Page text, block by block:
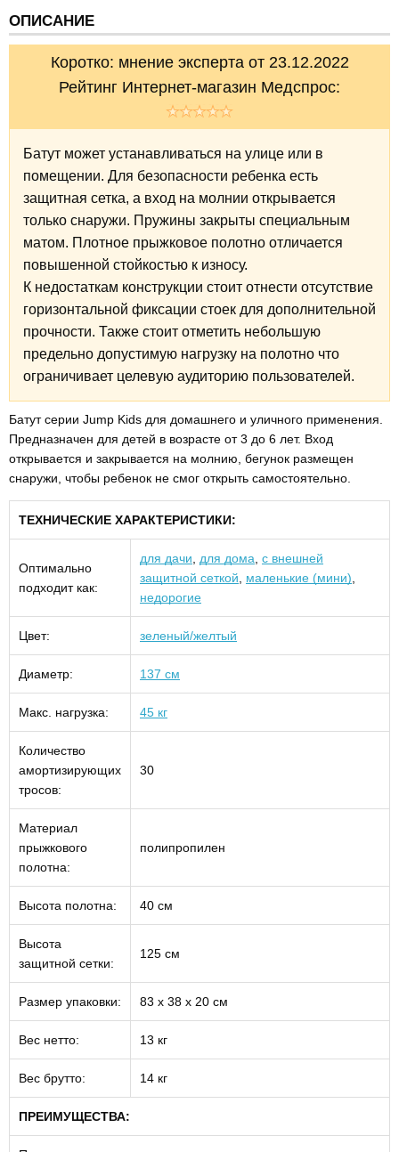
ОПИСАНИЕ
Коротко: мнение эксперта от 23.12.2022
Рейтинг Интернет-магазин Медспрос:
Батут может устанавливаться на улице или в
помещении. Для безопасности ребенка есть
защитная сетка, а вход на молнии открывается
только снаружи. Пружины закрыты специальным
матом. Плотное прыжковое полотно отличается
повышенной стойкостью к износу.
К недостаткам конструкции стоит отнести отсутствие
горизонтальной фиксации стоек для дополнительной
прочности. Также стоит отметить небольшую
предельно допустимую нагрузку на полотно что
ограничивает целевую аудиторию пользователей.
Батут серии Jump Kids для домашнего и уличного применения.
Предназначен для детей в возрасте от 3 до 6 лет. Вход
открывается и закрывается на молнию, бегунок размещен
снаружи, чтобы ребенок не смог открыть самостоятельно.
ТЕХНИЧЕСКИЕ ХАРАКТЕРИСТИКИ:
Оптимально
подходит как:
для дачи для дома с внешней
защитной сеткой
маленькие (мини)
недорогие
Цвет: зеленый/желтый
Диаметр: 137 см
Макс. нагрузка: 45 кг
Количество
амортизирующих
тросов:
30
Материал
прыжкового
полотна:
полипропилен
Высота полотна: 40 см
Высота
защитной сетки:
125 см
Размер упаковки: 83 х 38 х 20 см
Вес нетто: 13 кг
Вес брутто: 14 кг
ПРЕИМУЩЕСТВА: